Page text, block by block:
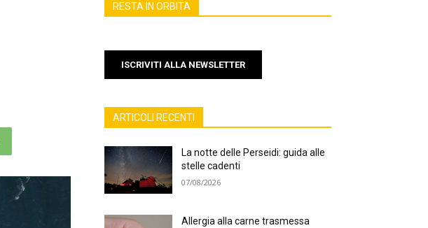
RESTA IN ORBITA
ISCRIVITI ALLA NEWSLETTER
ARTICOLI RECENTI
La notte delle Perseidi: guida alle
stelle cadenti
07/08/2026
Allergia alla carne trasmessa